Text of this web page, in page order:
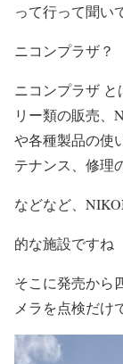
って行って聞い
ニコンプラザ？
ニコンプラザ
リー類の販売、
や各種製品の使
テナンス、修理
などなど、
的な施設ですね
そこに発売から
メラを点検だけ